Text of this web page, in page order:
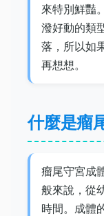
來特別鮮豔
潑好動的類
落，所以如
再想想。
什麼是瘤
瘤尾守宮成
般來說，從
時間。成體